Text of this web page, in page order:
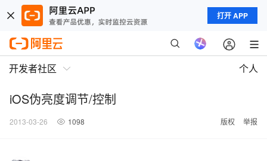
打开 APP
开发者社区 个人
iOS伪亮度调节/控制
2013-03-26 1098 版权 举报